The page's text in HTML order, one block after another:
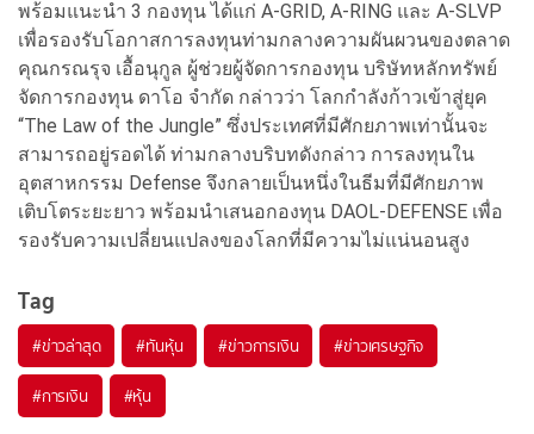
พร้อมแนะนำ 3 กองทุน ได้แก่ A-GRID, A-RING และ A-SLVP
เพื่อรองรับโอกาสการลงทุนท่ามกลางความผันผวนของตลาด
คุณกรณรุจ เอื้อนุกูล ผู้ช่วยผู้จัดการกองทุน บริษัทหลักทรัพย์
จัดการกองทุน ดาโอ จำกัด กล่าวว่า โลกกำลังก้าวเข้าสู่ยุค
“The Law of the Jungle” ซึ่งประเทศที่มีศักยภาพเท่านั้นจะ
สามารถอยู่รอดได้ ท่ามกลางบริบทดังกล่าว การลงทุนใน
อุตสาหกรรม Defense จึงกลายเป็นหนึ่งในธีมที่มีศักยภาพ
เติบโตระยะยาว พร้อมนำเสนอกองทุน DAOL-DEFENSE เพื่อ
รองรับความเปลี่ยนแปลงของโลกที่มีความไม่แน่นอนสูง
Tag
#ข่าวล่าสุด #ทันหุ้น #ข่าวการเงิน #ข่าวเศรษฐกิจ
#การเงิน #หุ้น